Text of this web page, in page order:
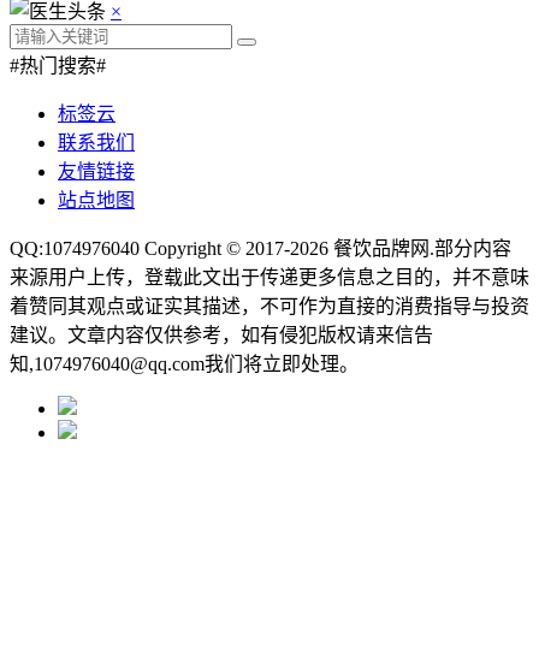
×
#热门搜索#
标签云
联系我们
友情链接
站点地图
QQ:1074976040 Copyright © 2017-2026 餐饮品牌网 .部分内容
来源用户上传，登载此文出于传递更多信息之目的，并不意味
着赞同其观点或证实其描述，不可作为直接的消费指导与投资
建议。文章内容仅供参考，如有侵犯版权请来信告
知,1074976040@qq.com我们将立即处理。